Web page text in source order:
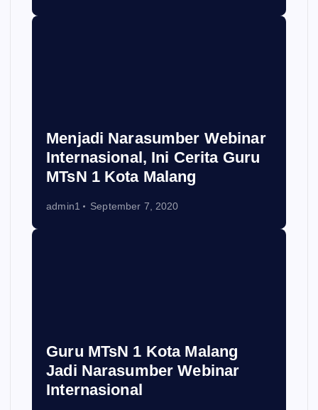
Menjadi Narasumber Webinar
Internasional, Ini Cerita Guru
MTsN 1 Kota Malang
admin1 September 7, 2020
Guru MTsN 1 Kota Malang
Jadi Narasumber Webinar
Internasional